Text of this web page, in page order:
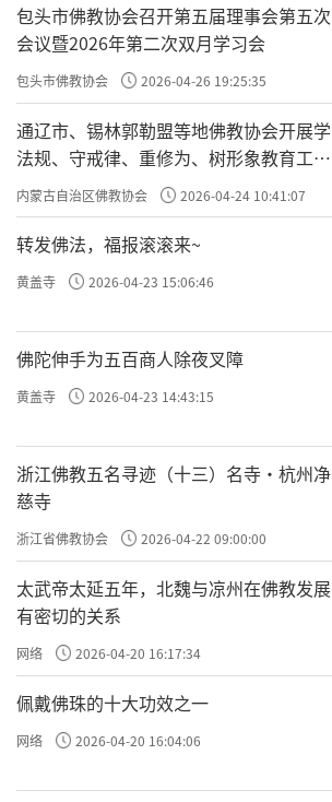
包头市佛教协会召开第五届理事会第五次
会议暨2026年第二次双月学习会
包头市佛教协会 2026-04-26 19:25:35
通辽市、锡林郭勒盟等地佛教协会开展学
法规、守戒律、重修为、树形象教育工作
专题学习会
内蒙古自治区佛教协会 2026-04-24 10:41:07
转发佛法，福报滚滚来~
黄盖寺 2026-04-23 15:06:46
佛陀伸手为五百商人除夜叉障
黄盖寺 2026-04-23 14:43:15
浙江佛教五名寻迹（十三）名寺·杭州净
慈寺
浙江省佛教协会 2026-04-22 09:00:00
太武帝太延五年，北魏与凉州在佛教发展
有密切的关系
网络 2026-04-20 16:17:34
佩戴佛珠的十大功效之一
网络 2026-04-20 16:04:06